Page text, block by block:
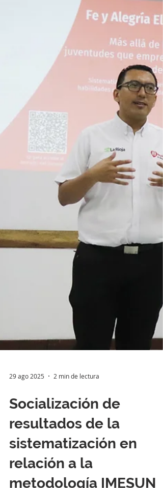
29 ago 2025 2 min de lectura